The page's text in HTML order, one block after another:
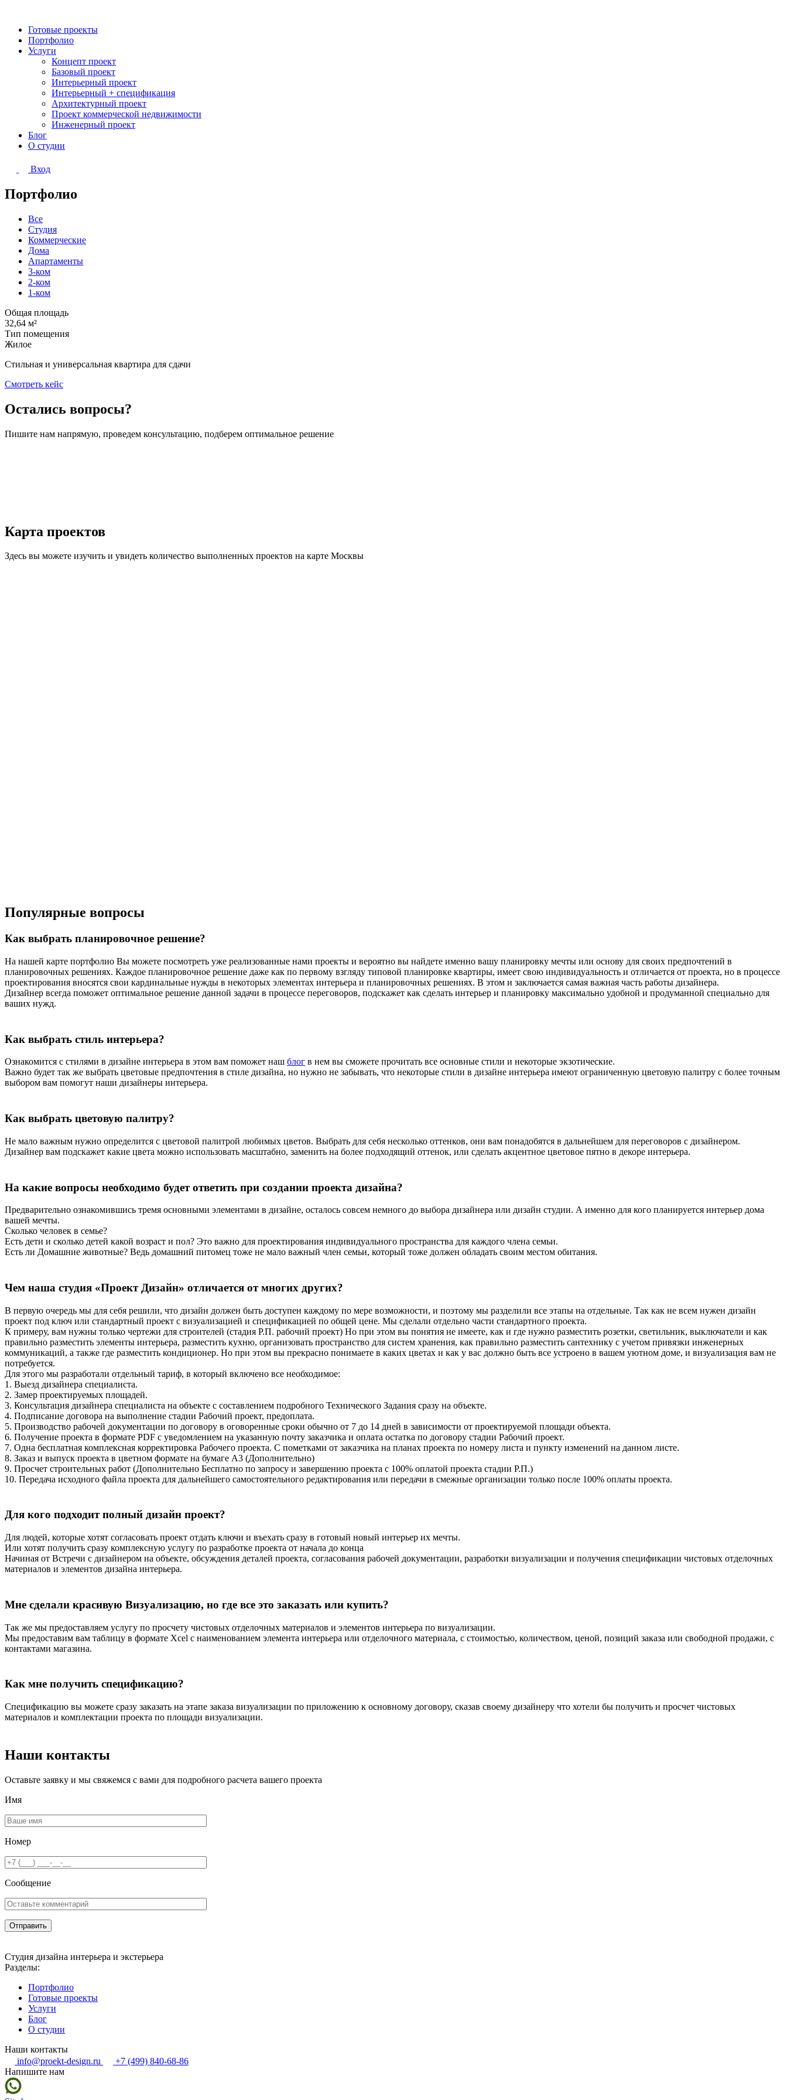
Готовые проекты
Портфолио
Услуги
Концепт проект
Базовый проект
Интерьерный проект
Интерьерный + спецификация
Архитектурный проект
Проект коммерческой недвижимости
Инженерный проект
Блог
О студии
Вход
Портфолио
Все
Студия
Коммерческие
Дома
Апартаменты
3-ком
2-ком
1-ком
Общая площадь
32,64 м²
Тип помещения
Жилое
Стильная и универсальная квартира для сдачи
Смотреть кейс
Остались вопросы?
Пишите нам напрямую, проведем консультацию, подберем оптимальное решение
Карта проектов
Здесь вы можете изучить и увидеть количество выполненных проектов на карте Москвы
Популярные вопросы
Как выбрать планировочное решение?
На нашей карте портфолио Вы можете посмотреть уже реализованные нами проекты и вероятно вы найдете именно вашу планировку мечты или основу для своих предпочтений в
планировочных решениях. Каждое планировочное решение даже как по первому взгляду типовой планировке квартиры, имеет свою индивидуальность и отличается от проекта, но в процессе
проектирования вносятся свои кардинальные нужды в некоторых элементах интерьера и планировочных решениях. В этом и заключается самая важная часть работы дизайнера.
Дизайнер всегда поможет оптимальное решение данной задачи в процессе переговоров, подскажет как сделать интерьер и планировку максимально удобной и продуманной специально для
ваших нужд.
Как выбрать стиль интерьера?
Ознакомится с стилями в дизайне интерьера в этом вам поможет наш блог в нем вы сможете прочитать все основные стили и некоторые экзотические.
Важно будет так же выбрать цветовые предпочтения в стиле дизайна, но нужно не забывать, что некоторые стили в дизайне интерьера имеют ограниченную цветовую палитру с более точным
выбором вам помогут наши дизайнеры интерьера.
Как выбрать цветовую палитру?
Не мало важным нужно определится с цветовой палитрой любимых цветов. Выбрать для себя несколько оттенков, они вам понадобятся в дальнейшем для переговоров с дизайнером.
Дизайнер вам подскажет какие цвета можно использовать масштабно, заменить на более подходящий оттенок, или сделать акцентное цветовое пятно в декоре интерьера.
На какие вопросы необходимо будет ответить при создании проекта дизайна?
Предварительно ознакомившись тремя основными элементами в дизайне, осталось совсем немного до выбора дизайнера или дизайн студии. А именно для кого планируется интерьер дома
вашей мечты.
Сколько человек в семье?
Есть дети и сколько детей какой возраст и пол? Это важно для проектирования индивидуального пространства для каждого члена семьи.
Есть ли Домашние животные? Ведь домашний питомец тоже не мало важный член семьи, который тоже должен обладать своим местом обитания.
Чем наша студия «Проект Дизайн» отличается от многих других?
В первую очередь мы для себя решили, что дизайн должен быть доступен каждому по мере возможности, и поэтому мы разделили все этапы на отдельные. Так как не всем нужен дизайн
проект под ключ или стандартный проект с визуализацией и спецификацией по общей цене. Мы сделали отдельно части стандартного проекта.
К примеру, вам нужны только чертежи для строителей (стадия Р.П. рабочий проект) Но при этом вы понятия не имеете, как и где нужно разместить розетки, светильник, выключатели и как
правильно разместить элементы интерьера, разместить кухню, организовать пространство для систем хранения, как правильно разместить сантехнику с учетом привязки инженерных
коммуникаций, а также где разместить кондиционер. Но при этом вы прекрасно понимаете в каких цветах и как у вас должно быть все устроено в вашем уютном доме, и визуализация вам не
потребуется.
Для этого мы разработали отдельный тариф, в который включено все необходимое:
1. Выезд дизайнера специалиста.
2. Замер проектируемых площадей.
3. Консультация дизайнера специалиста на объекте с составлением подробного Технического Задания сразу на объекте.
4. Подписание договора на выполнение стадии Рабочий проект, предоплата.
5. Производство рабочей документации по договору в оговоренные сроки обычно от 7 до 14 дней в зависимости от проектируемой площади объекта.
6. Получение проекта в формате PDF с уведомлением на указанную почту заказчика и оплата остатка по договору стадии Рабочий проект.
7. Одна бесплатная комплексная корректировка Рабочего проекта. С пометками от заказчика на планах проекта по номеру листа и пункту изменений на данном листе.
8. Заказ и выпуск проекта в цветном формате на бумаге А3 (Дополнительно)
9. Просчет строительных работ (Дополнительно Бесплатно по запросу и завершению проекта с 100% оплатой проекта стадии Р.П.)
10. Передача исходного файла проекта для дальнейшего самостоятельного редактирования или передачи в смежные организации только после 100% оплаты проекта.
Для кого подходит полный дизайн проект?
Для людей, которые хотят согласовать проект отдать ключи и въехать сразу в готовый новый интерьер их мечты.
Или хотят получить сразу комплексную услугу по разработке проекта от начала до конца
Начиная от Встречи с дизайнером на объекте, обсуждения деталей проекта, согласования рабочей документации, разработки визуализации и получения спецификации чистовых отделочных
материалов и элементов дизайна интерьера.
Мне сделали красивую Визуализацию, но где все это заказать или купить?
Так же мы предоставляем услугу по просчету чистовых отделочных материалов и элементов интерьера по визуализации.
Мы предоставим вам таблицу в формате Xcel с наименованием элемента интерьера или отделочного материала, с стоимостью, количеством, ценой, позиций заказа или свободной продажи, с
контактами магазина.
Как мне получить спецификацию?
Спецификацию вы можете сразу заказать на этапе заказа визуализации по приложению к основному договору, сказав своему дизайнеру что хотели бы получить и просчет чистовых
материалов и комплектации проекта по площади визуализации.
Наши контакты
Оставьте заявку и мы свяжемся с вами для подробного расчета вашего проекта
Имя
Номер
Сообщение
Студия дизайна интерьера и экстерьера
Разделы:
Портфолио
Готовые проекты
Услуги
Блог
О студии
Наши контакты
info@proekt-design.ru
+7 (499) 840-68-86
Напишите нам